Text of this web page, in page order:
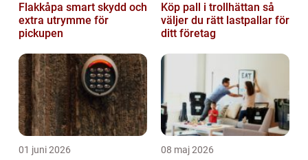
Flakkåpa smart skydd och
extra utrymme för
pickupen
Köp pall i trollhättan så
väljer du rätt lastpallar för
ditt företag
01 juni 2026 08 maj 2026